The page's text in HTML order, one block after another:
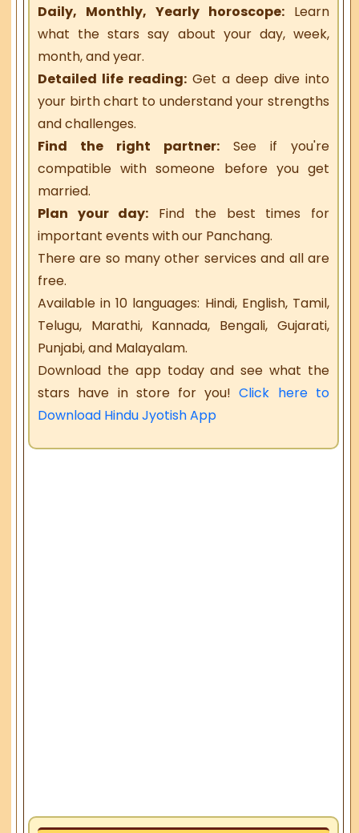
Daily, Monthly, Yearly horoscope:Learn
what the stars say about your day, week,
month, and year.
Detailed life reading: Get a deep dive into
your birth chart to understand your strengths
and challenges.
Find the right partner: See if you're
compatible with someone before you get
married.
Plan your day: Find the best times for
important events with our Panchang.
There are so many other services and all are
free.
Available in 10 languages: Hindi, English, Tamil,
Telugu, Marathi, Kannada, Bengali, Gujarati,
Punjabi, and Malayalam.
Download the app today and see what the
stars have in store for you!Click here to
Download Hindu Jyotish App